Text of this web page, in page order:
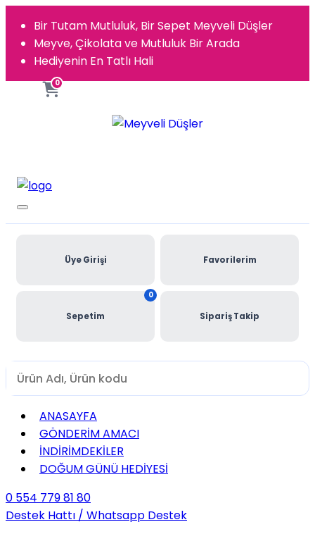
Bir Tutam Mutluluk, Bir Sepet Meyveli Düşler
Meyve, Çikolata ve Mutluluk Bir Arada
Hediyenin En Tatlı Hali
0
Üye Girişi Favorilerim
0
Sepetim Sipariş Takip
ANASAYFA
GÖNDERİM AMACI
İNDİRİMDEKİLER
DOĞUM GÜNÜ HEDİYESİ
0 554 779 81 80
Destek Hattı / Whatsapp Destek